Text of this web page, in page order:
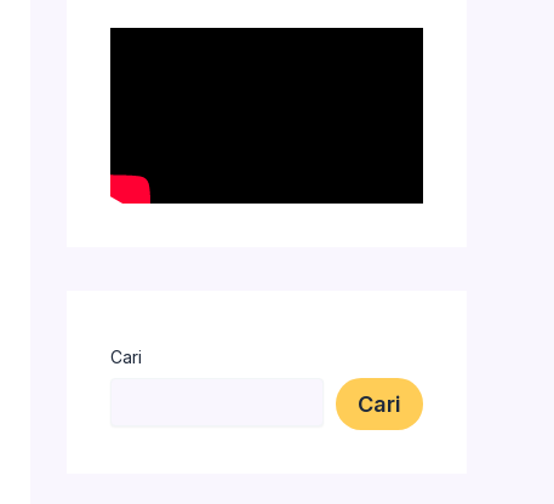
Cari
Cari